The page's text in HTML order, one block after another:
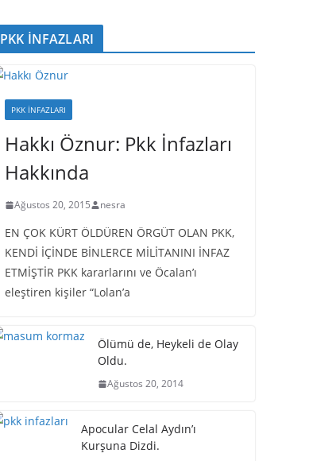
PKK İNFAZLARI
PKK İNFAZLARI
Hakkı Öznur: Pkk İnfazları
Hakkında
Ağustos 20, 2015 nesra
EN ÇOK KÜRT ÖLDÜREN ÖRGÜT OLAN PKK,
KENDİ İÇİNDE BİNLERCE MİLİTANINI İNFAZ
ETMİŞTİR PKK kararlarını ve Öcalan’ı
eleştiren kişiler “Lolan’a
Ölümü de, Heykeli de Olay
Oldu.
Ağustos 20, 2014
Apocular Celal Aydın’ı
Kurşuna Dizdi.